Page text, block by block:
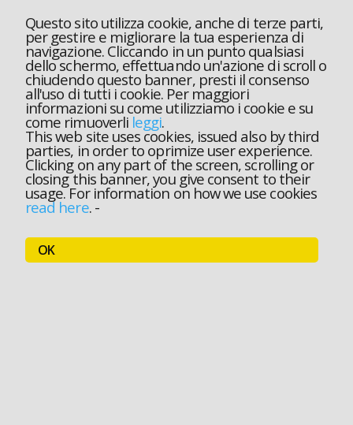
Questo sito utilizza cookie, anche di terze parti,
per gestire e migliorare la tua esperienza di
navigazione. Cliccando in un punto qualsiasi
dello schermo, effettuando un'azione di scroll o
chiudendo questo banner, presti il consenso
all'uso di tutti i cookie. Per maggiori
informazioni su come utilizziamo i cookie e su
come rimuoverli leggi.
This web site uses cookies, issued also by third
parties, in order to oprimize user experience.
Clicking on any part of the screen, scrolling or
closing this banner, you give consent to their
usage. For information on how we use cookies
read here.-
OK